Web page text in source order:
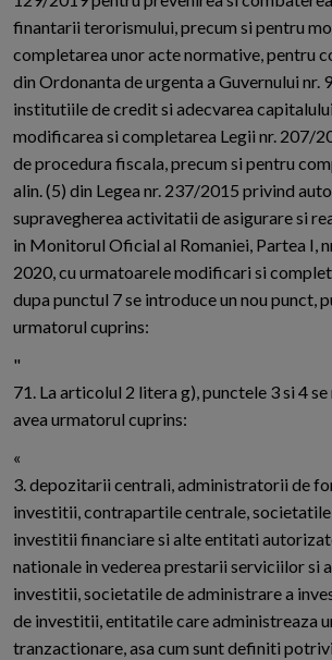
finantarii terorismului, precum si pentru
completarea unor acte normative, pentru
din Ordonanta de urgenta a Guvernului nr.
institutiile de credit si adecvarea
modificarea si completarea Legii nr. 207/
de procedura fiscala, precum si pentru
alin. (5) din Legea nr. 237/2015 privind
supravegherea activitatii de asigurare si
in Monitorul Oficial al Romaniei, Partea I,
2020, cu urmatoarele modificari si
dupa punctul 7 se introduce un nou punct,
urmatorul cuprins:
"
71. La articolul 2 litera g), punctele 3 si 4
avea urmatorul cuprins:
«
3. depozitarii centrali, administratorii de
investitii, contrapartile centrale,
investitii financiare si alte entitati
nationale in vederea prestarii serviciilor si
investitii, societatile de administrare a
de investitii, entitatile care administreaza
tranzactionare, asa cum sunt definiti